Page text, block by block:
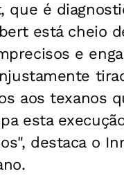
que é
está cheio
e
aos texanos
esta
destaca o